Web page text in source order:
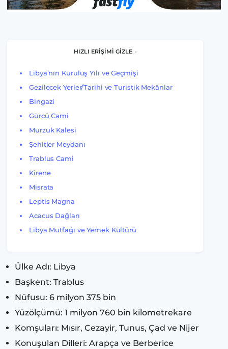
HIZLI ERİŞİMİ GİZLE
Libya’nın Kuruluş Yılı ve Geçmişi
Gezilecek Yerler/Tarihi ve Turistik Mekânlar
Bingazi
Gürcü Cami
Murzuk Kalesi
Şehitler Meydanı
Trablus Cami
Kirene
Misrata
Leptis Magna
Acacus Dağları
Libya Mutfağı ve Yemek Kültürü
Ülke Adı: Libya
Başkent: Trablus
Nüfusu: 6 milyon 375 bin
Yüzölçümü: 1 milyon 760 bin kilometrekare
Komşuları: Mısır, Cezayir, Tunus, Çad ve Nijer
Konuşulan Dilleri: Arapça ve Berberice